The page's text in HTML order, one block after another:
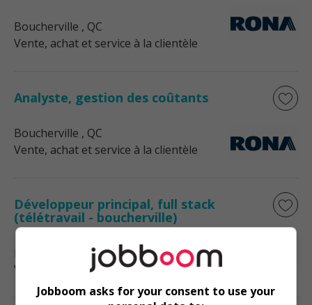
Boucherville , QC
Vente, achat et service à la clientèle
Analyste, gestion des coûtants
Boucherville , QC
Vente, achat et service à la clientèle
Développeur principal, full stack
(télétravail - boucherville)
, QC
Vente, achat et service à la clientèle
Jobboom asks for your consent to use your